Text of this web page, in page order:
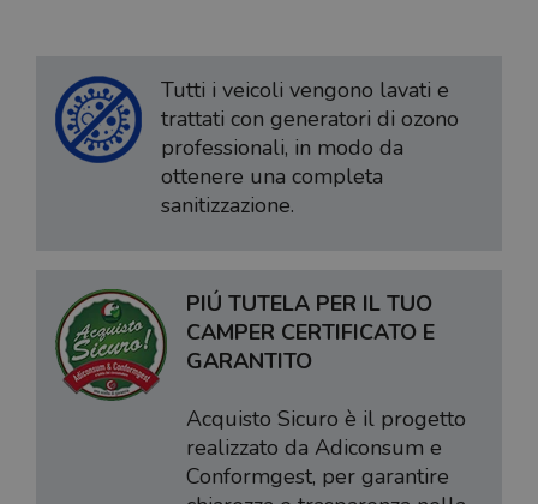
Tutti i veicoli vengono lavati e
trattati con generatori di ozono
professionali, in modo da
ottenere una completa
sanitizzazione.
PIÚ TUTELA PER IL TUO
CAMPER CERTIFICATO E
GARANTITO
Acquisto Sicuro è il progetto
realizzato da Adiconsum e
Conformgest, per garantire